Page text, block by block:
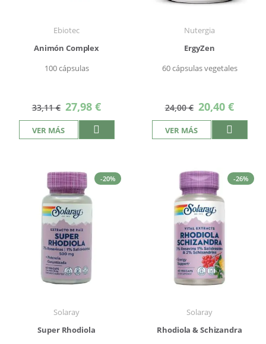
Ebiotec
Animón Complex
100 cápsulas
33,11 € Precio
especial
27,98 €
VER MÁS
Nutergia
ErgyZen
60 cápsulas vegetales
24,00 € Precio
especial
20,40 €
VER MÁS
-20%
Solaray
Super Rhodiola
-26%
Solaray
Rhodiola & Schizandra